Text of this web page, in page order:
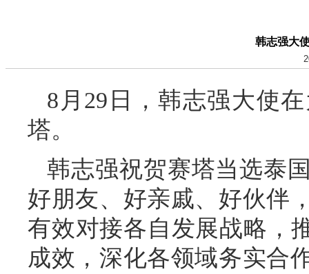
韩志强大
8月29日，韩志强大使
塔。
韩志强祝贺赛塔当选泰
好朋友、好亲戚、好伙伴
有效对接各自发展战略，
成效，深化各领域务实合